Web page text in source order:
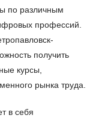
по различным
профессий.
получить
курсы,
рынка труда.
в себя